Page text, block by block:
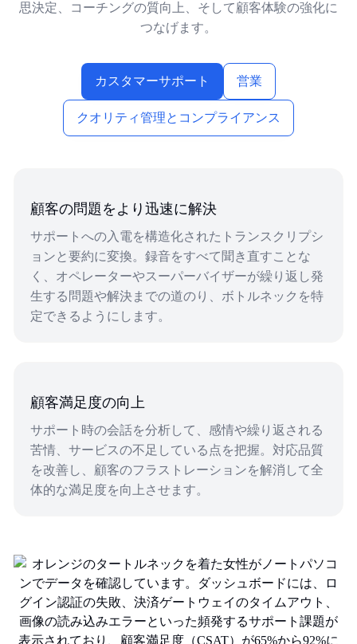
思決定、コーチングの質向上、そして顧客体験の強化に
つなげます。
カスタマーサポート 営業
クオリティ管理とコンプライアンス
顧客の問題をより迅速に解決
サポートへの入電を構造化されたトランスクリプシ
ョンと要約に変換。録音をすべて聞き直すことな
く、オペレーターやスーパーバイザーが繰り返し発
生する問題や解決までの道のり、ボトルネックを特
定できるようにします。
顧客満足度の向上
サポート時の会話を分析して、感情や繰り返される
苦情、サービスの不足している点を把握。対応品質
を改善し、顧客のフラストレーションを解消して全
体的な満足度を向上させます。